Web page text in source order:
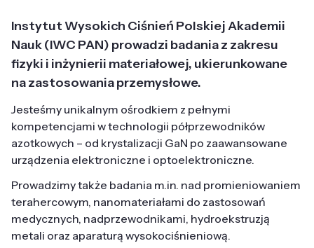
Instytut Wysokich Ciśnień Polskiej Akademii
Nauk (IWC PAN) prowadzi badania z zakresu
fizyki i inżynierii materiałowej, ukierunkowane
na zastosowania przemysłowe.
Jesteśmy unikalnym ośrodkiem z pełnymi
kompetencjami w technologii półprzewodników
azotkowych – od krystalizacji GaN po zaawansowane
urządzenia elektroniczne i optoelektroniczne.
Prowadzimy także badania m.in. nad promieniowaniem
terahercowym, nanomateriałami do zastosowań
medycznych, nadprzewodnikami, hydroekstruzją
metali oraz aparaturą wysokociśnieniową.